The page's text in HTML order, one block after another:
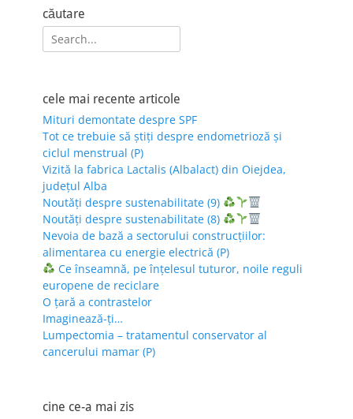
căutare
Search
for:
cele mai recente articole
Mituri demontate despre SPF
Tot ce trebuie să știți despre endometrioză și
ciclul menstrual (P)
Vizită la fabrica Lactalis (Albalact) din Oiejdea,
județul Alba
Noutăți despre sustenabilitate (9)
Noutăți despre sustenabilitate (8)
Nevoia de bază a sectorului construcțiilor:
alimentarea cu energie electrică (P)
Ce înseamnă, pe înțelesul tuturor, noile reguli
europene de reciclare
O țară a contrastelor
Imaginează-ți…
Lumpectomia – tratamentul conservator al
cancerului mamar (P)
cine ce-a mai zis